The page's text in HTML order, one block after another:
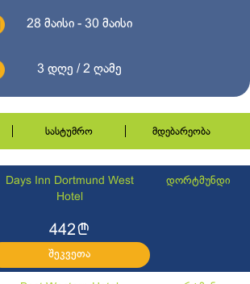
28 მაისი - 30 მაისი
3 დღე / 2 ღამე
სასტუმრო მდებარეობა
Days Inn Dortmund West
Hotel
დორტმუნდი
442l
შეკვეთა